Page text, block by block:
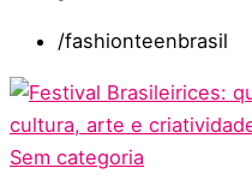
/fashionteenbrasil
Sem categoria